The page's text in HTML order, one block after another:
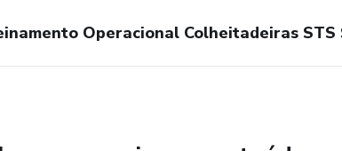
Operacional Colheitadeiras STS